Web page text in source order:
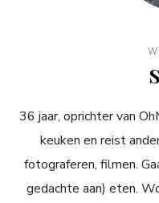
36 jaar, oprichter van
keuken en reist
fotograferen, filmen.
gedachte aan) eten.